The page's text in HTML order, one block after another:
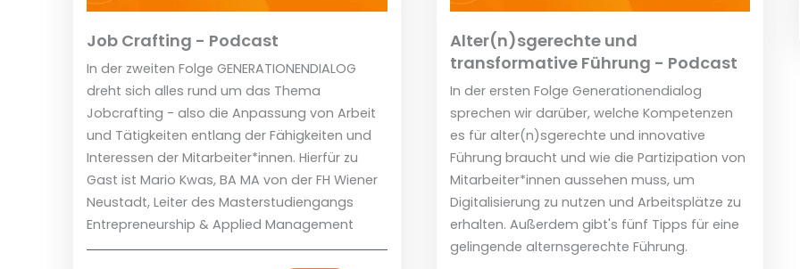
Job Crafting - Podcast
In der zweiten Folge GENERATIONENDIALOG
dreht sich alles rund um das Thema
Jobcrafting - also die Anpassung von Arbeit
und Tätigkeiten entlang der Fähigkeiten und
Interessen der Mitarbeiter*innen. Hierfür zu
Gast ist Mario Kwas, BA MA von der FH Wiener
Neustadt, Leiter des Masterstudiengangs
Entrepreneurship & Applied Management
Alter(n)sgerechte und
transformative Führung - Podcast
In der ersten Folge Generationendialog
sprechen wir darüber, welche Kompetenzen
es für alter(n)sgerechte und innovative
Führung braucht und wie die Partizipation von
Mitarbeiter*innen aussehen muss, um
Digitalisierung zu nutzen und Arbeitsplätze zu
erhalten. Außerdem gibt's fünf Tipps für eine
gelingende alternsgerechte Führung.